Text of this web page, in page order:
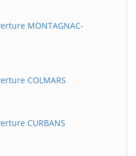
MONTAGNAC-
COLMARS
CURBANS